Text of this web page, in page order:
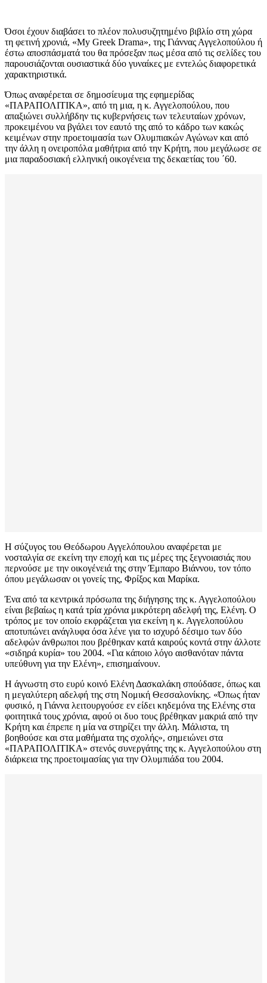
Όσοι έχουν διαβάσει το πλέον πολυσυζητημένο βιβλίο στη χώρα
τη φετινή χρονιά, «My Greek Drama», της Γιάννας Αγγελοπούλου ή
έστω αποσπάσματά του θα πρόσεξαν πως μέσα από τις σελίδες του
παρουσιάζονται ουσιαστικά δύο γυναίκες με εντελώς διαφορετικά
χαρακτηριστικά.
Όπως αναφέρεται σε δημοσίευμα της εφημερίδας
«ΠΑΡΑΠΟΛΙΤΙΚΑ», από τη μια, η κ. Αγγελοπούλου, που
απαξιώνει συλλήβδην τις κυβερνήσεις των τελευταίων χρόνων,
προκειμένου να βγάλει τον εαυτό της από το κάδρο των κακώς
κειμένων στην προετοιμασία των Ολυμπιακών Αγώνων και από
την άλλη η ονειροπόλα μαθήτρια από την Κρήτη, που μεγάλωσε σε
μια παραδοσιακή ελληνική οικογένεια της δεκαετίας του ΄60.
Η σύζυγος του Θεόδωρου Αγγελόπουλου αναφέρεται με
νοσταλγία σε εκείνη την εποχή και τις μέρες της ξεγνοιασιάς που
περνούσε με την οικογένειά της στην Έμπαρο Βιάννου, τον τόπο
όπου μεγάλωσαν οι γονείς της, Φρίξος και Μαρίκα.
Ένα από τα κεντρικά πρόσωπα της διήγησης της κ. Αγγελοπούλου
είναι βεβαίως η κατά τρία χρόνια μικρότερη αδελφή της, Ελένη. Ο
τρόπος με τον οποίο εκφράζεται για εκείνη η κ. Αγγελοπούλου
αποτυπώνει ανάγλυφα όσα λένε για το ισχυρό δέσιμο των δύο
αδελφών άνθρωποι που βρέθηκαν κατά καιρούς κοντά στην άλλοτε
«σιδηρά κυρία» του 2004. «Για κάποιο λόγο αισθανόταν πάντα
υπεύθυνη για την Ελένη», επισημαίνουν.
Η άγνωστη στο ευρύ κοινό Ελένη Δασκαλάκη σπούδασε, όπως και
η μεγαλύτερη αδελφή της στη Νομική Θεσσαλονίκης. «Όπως ήταν
φυσικό, η Γιάννα λειτουργούσε εν είδει κηδεμόνα της Ελένης στα
φοιτητικά τους χρόνια, αφού οι δυο τους βρέθηκαν μακριά από την
Κρήτη και έπρεπε η μία να στηρίζει την άλλη. Μάλιστα, τη
βοηθούσε και στα μαθήματα της σχολής», σημειώνει στα
«ΠΑΡΑΠΟΛΙΤΙΚΑ» στενός συνεργάτης της κ. Αγγελοπούλου στη
διάρκεια της προετοιμασίας για την Ολυμπιάδα του 2004.